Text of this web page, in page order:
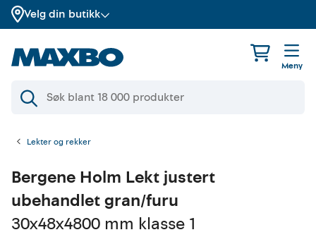
Velg din butikk
Meny
Lekter og rekker
Bergene Holm Lekt justert
ubehandlet gran/furu
30x48x4800 mm klasse 1